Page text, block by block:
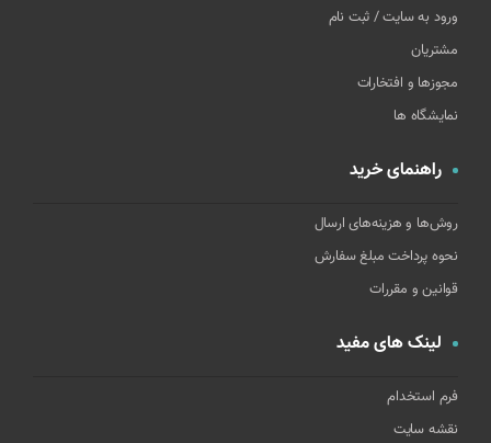
ورود به سایت / ثبت نام
مشتریان
مجوزها و افتخارات
نمایشگاه ها
راهنمای خرید
روش‌ها و هزینه‌های ارسال
نحوه پرداخت مبلغ سفارش
قوانین و مقررات
لینک های مفید
فرم استخدام
نقشه سایت